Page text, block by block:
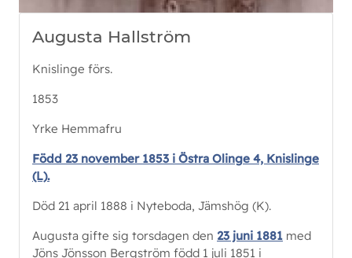
Augusta Hallström
Knislinge förs.
1853
Yrke Hemmafru
Född 23 november 1853 i Östra Olinge 4, Knislinge
(L).
Död 21 april 1888 i Nyteboda, Jämshög (K).
Augusta gifte sig torsdagen den 23 juni 1881 med
Jöns Jönsson Bergström född 1 juli 1851 i